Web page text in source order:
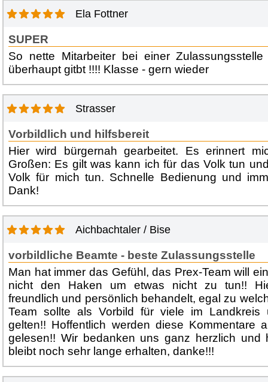
Ela Fottner
SUPER
So nette Mitarbeiter bei einer
überhaupt gitbt !!!! Klasse - gern wieder
Strasser
Vorbildlich und hilfsbereit
Hier wird bürgernah gearbeitet. Es erinnert
Großen: Es gilt was kann ich für das Volk tun
Volk für mich tun. Schnelle Bedienung und
Dank!
Aichbachtaler / Bise
vorbildliche Beamte - beste Zulassungsstelle
Man hat immer das Gefühl, das Prex-Team will
nicht den Haken um etwas nicht zu tun!!
freundlich und persönlich behandelt, egal zu
Team sollte als Vorbild für viele im Landkreis
gelten!! Hoffentlich werden diese Kommentare
gelesen!! Wir bedanken uns ganz herzlich und
bleibt noch sehr lange erhalten, danke!!!